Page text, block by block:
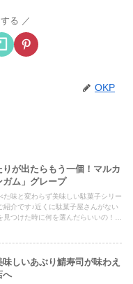
る
OKP
りが出たらもう一個！マルカ
ガム」グレープ
た味と変わらず美味しい駄菓子シリー
紹介です♪近くに駄菓子屋さんがない
つけた時に何を選んだらいいの！？
味しいあぶり鯖寿司が味わえ
へ